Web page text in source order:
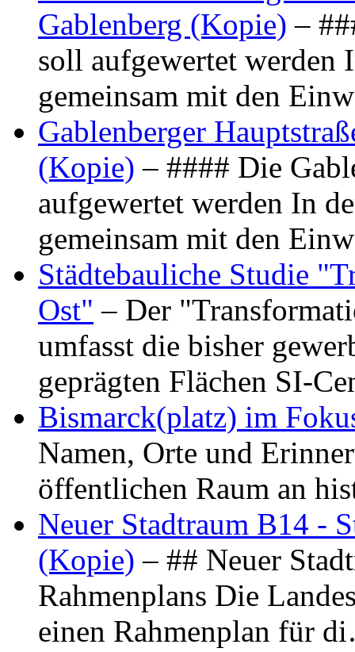
Gablenberg (Kopie) –
soll aufgewertet werden
gemeinsam mit den
Gablenberger
(Kopie) – #### Die
aufgewertet werden In
gemeinsam mit den
Städtebauliche Studie
Ost" – Der
umfasst die bisher
geprägten Flächen SI-
Bismarck(platz) im
Namen, Orte und
öffentlichen Raum an
Neuer Stadtraum B14 -
(Kopie) – ## Neuer
Rahmenplans Die
einen Rahmenplan für